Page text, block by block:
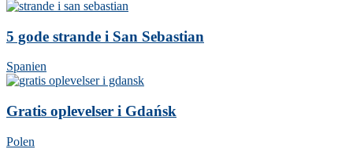
5 gode strande i San Sebastian
Spanien
Gratis oplevelser i Gdańsk
Polen